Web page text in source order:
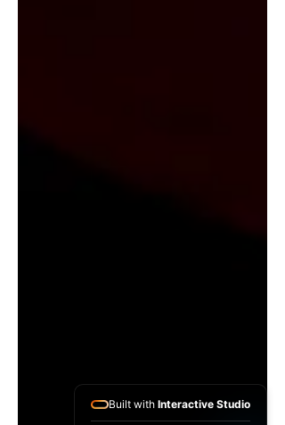
Built with Interactive Studio